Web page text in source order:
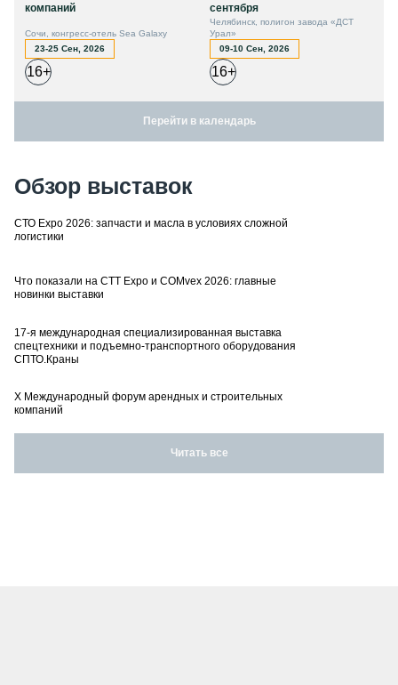
компаний
Сочи, конгресс-отель Sea Galaxy
23-25 Сен, 2026
16+
сентября
Челябинск, полигон завода «ДСТ
Урал»
09-10 Сен, 2026
16+
Перейти в календарь
Обзор выставок
СТО Expo 2026: запчасти и масла в условиях сложной
логистики
Что показали на CTT Expo и COMvex 2026: главные
новинки выставки
17-я международная специализированная выставка
спецтехники и подъемно-транспортного оборудования
СПТО.Краны
X Международный форум арендных и строительных
компаний
Читать все